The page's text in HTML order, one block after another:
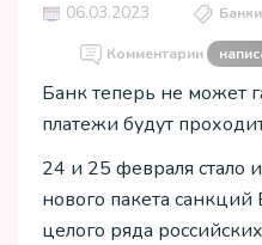
06.03.2023 Банки
Комментарии
Банк теперь не может
платежи будут
24 и 25 февраля стало
нового пакета
целого ряда